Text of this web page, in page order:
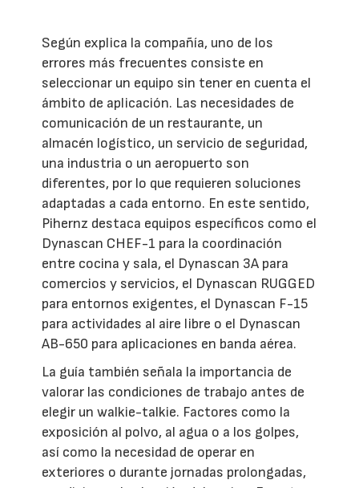
Según explica la compañía, uno de los
errores más frecuentes consiste en
seleccionar un equipo sin tener en cuenta el
ámbito de aplicación. Las necesidades de
comunicación de un restaurante, un
almacén logístico, un servicio de seguridad,
una industria o un aeropuerto son
diferentes, por lo que requieren soluciones
adaptadas a cada entorno. En este sentido,
Pihernz destaca equipos específicos como el
Dynascan CHEF-1 para la coordinación
entre cocina y sala, el Dynascan 3A para
comercios y servicios, el Dynascan RUGGED
para entornos exigentes, el Dynascan F-15
para actividades al aire libre o el Dynascan
AB-650 para aplicaciones en banda aérea.
La guía también señala la importancia de
valorar las condiciones de trabajo antes de
elegir un walkie-talkie. Factores como la
exposición al polvo, al agua o a los golpes,
así como la necesidad de operar en
exteriores o durante jornadas prolongadas,